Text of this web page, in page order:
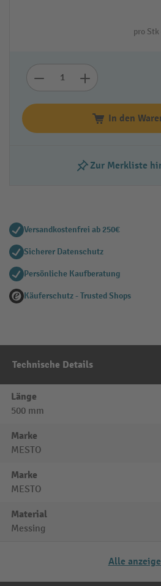
pro
In den
Zur Merkliste
Versandkostenfrei ab 250€
Sicherer Datenschutz
Persönliche Kaufberatung
Käuferschutz - Trusted Shops
Technische Details
Länge
500 mm
Marke
MESTO
Marke
MESTO
Material
Messing
Alle